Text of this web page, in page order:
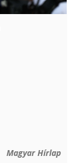
Magyar Hírlap